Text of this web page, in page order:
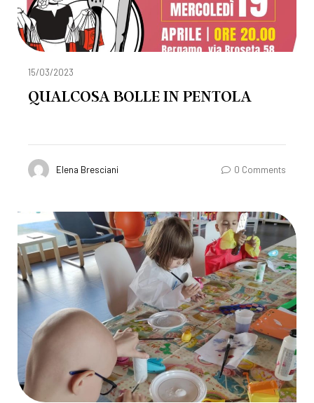
15/03/2023
QUALCOSA BOLLE IN PENTOLA
Elena Bresciani 0 Comments